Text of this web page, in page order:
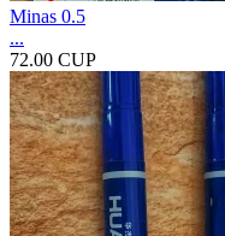
Minas 0.5
...
72.00 CUP